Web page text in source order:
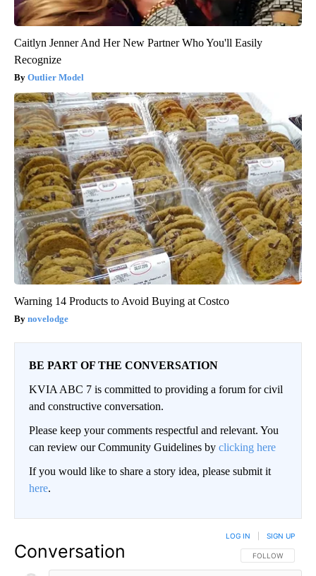
Caitlyn Jenner And Her New Partner Who You'll Easily
Recognize
Outlier Model
Warning 14 Products to Avoid Buying at Costco
novelodge
BE PART OF THE CONVERSATION
KVIA ABC 7 is committed to providing a forum for civil
and constructive conversation.
Please keep your comments respectful and relevant. You
can review our Community Guidelines by clicking here
If you would like to share a story idea, please submit it
here.
Conversation FOLLOW THIS
FOLLOW
LOG IN SIGN UP